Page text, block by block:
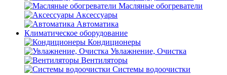
Масляные обогреватели
Аксессуары
Автоматика
Климатическое оборудование
Кондиционеры
Увлажнение, Очистка
Вентиляторы
Системы водоочистки